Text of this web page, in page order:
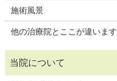
施術風景
他の治療院とここが違います